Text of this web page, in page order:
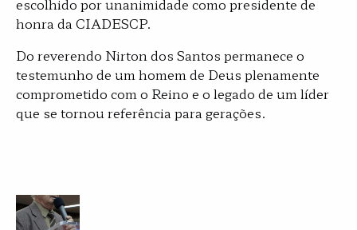
escolhido por unanimidade como presidente de
honra da CIADESCP.
Do reverendo Nirton dos Santos permanece o
testemunho de um homem de Deus plenamente
comprometido com o Reino e o legado de um líder
que se tornou referência para gerações.